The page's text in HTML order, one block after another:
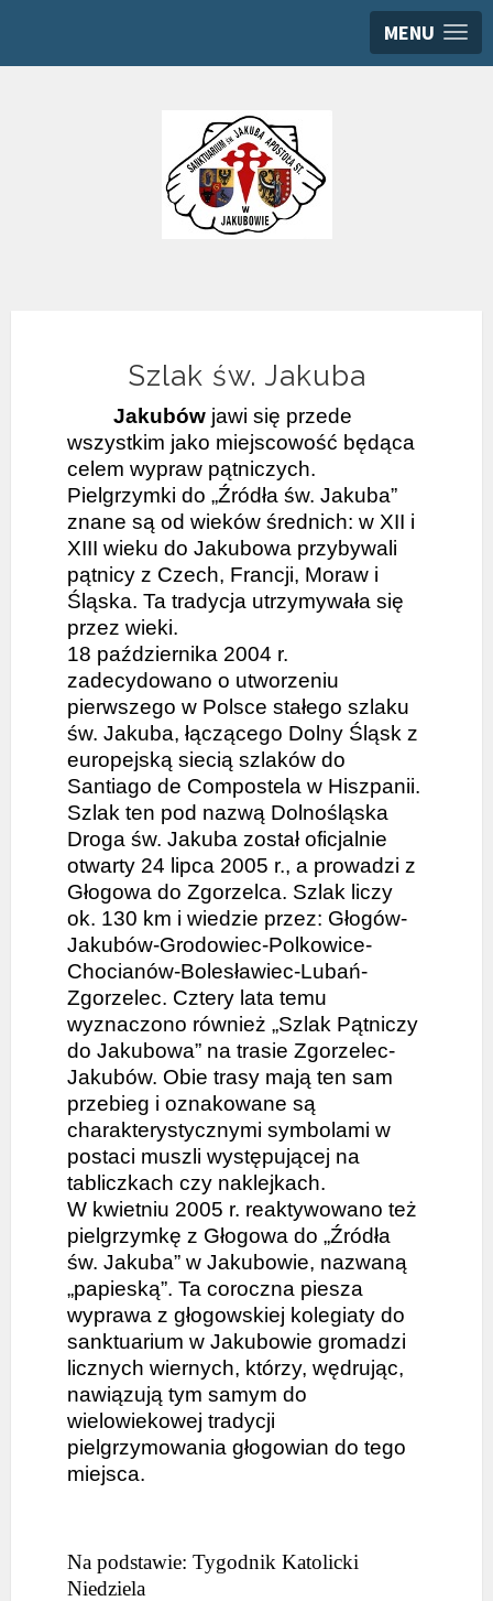
MENU
Szlak św. Jakuba
Jakubów jawi się przede
wszystkim jako miejscowość będąca
celem wypraw pątniczych.
Pielgrzymki do „Źródła św. Jakuba”
znane są od wieków średnich: w XII i
XIII wieku do Jakubowa przybywali
pątnicy z Czech, Francji, Moraw i
Śląska. Ta tradycja utrzymywała się
przez wieki.
18 października 2004 r.
zadecydowano o utworzeniu
pierwszego w Polsce stałego szlaku
św. Jakuba, łączącego Dolny Śląsk z
europejską siecią szlaków do
Santiago de Compostela w Hiszpanii.
Szlak ten pod nazwą Dolnośląska
Droga św. Jakuba został oficjalnie
otwarty 24 lipca 2005 r., a prowadzi z
Głogowa do Zgorzelca. Szlak liczy
ok. 130 km i wiedzie przez: Głogów-
Jakubów-Grodowiec-Polkowice-
Chocianów-Bolesławiec-Lubań-
Zgorzelec. Cztery lata temu
wyznaczono również „Szlak Pątniczy
do Jakubowa” na trasie Zgorzelec-
Jakubów. Obie trasy mają ten sam
przebieg i oznakowane są
charakterystycznymi symbolami w
postaci muszli występującej na
tabliczkach czy naklejkach.
W kwietniu 2005 r. reaktywowano też
pielgrzymkę z Głogowa do „Źródła
św. Jakuba” w Jakubowie, nazwaną
„papieską”. Ta coroczna piesza
wyprawa z głogowskiej kolegiaty do
sanktuarium w Jakubowie gromadzi
licznych wiernych, którzy, wędrując,
nawiązują tym samym do
wielowiekowej tradycji
pielgrzymowania głogowian do tego
miejsca.
Na podstawie: Tygodnik Katolicki
Niedziela